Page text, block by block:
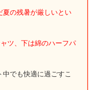
夏の残暑が厳しいとい
ャツ、下は綿のハーフパ
でも快適に過ごすこ